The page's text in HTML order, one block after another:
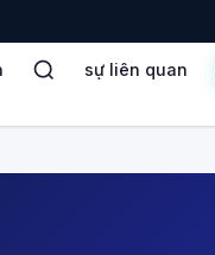
sự liên quan